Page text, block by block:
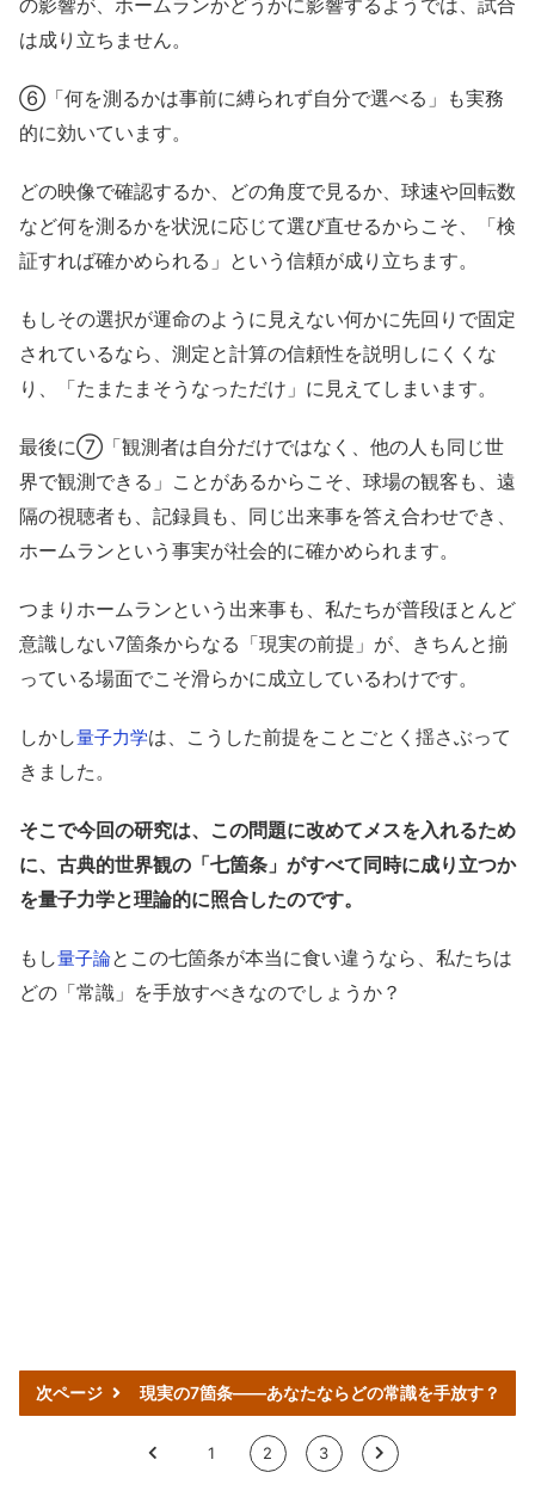
は成り立ちません。
⑥「何を測るかは事前に縛られず自分で選べる」も実務
的に効いています。
どの映像で確認するか、どの角度で見るか、球速や回転数
など何を測るかを状況に応じて選び直せるからこそ、「検
証すれば確かめられる」という信頼が成り立ちます。
もしその選択が運命のように見えない何かに先回りで固定
されているなら、測定と計算の信頼性を説明しにくくな
り、「たまたまそうなっただけ」に見えてしまいます。
最後に⑦「観測者は自分だけではなく、他の人も同じ世
界で観測できる」ことがあるからこそ、球場の観客も、遠
隔の視聴者も、記録員も、同じ出来事を答え合わせでき、
ホームランという事実が社会的に確かめられます。
つまりホームランという出来事も、私たちが普段ほとんど
意識しない7箇条からなる「現実の前提」が、きちんと揃
っている場面でこそ滑らかに成立しているわけです。
しかし量子力学は、こうした前提をことごとく揺さぶって
きました。
そこで今回の研究は、この問題に改めてメスを入れるため
に、古典的世界観の「七箇条」がすべて同時に成り立つか
を量子力学と理論的に照合したのです。
もし量子論とこの七箇条が本当に食い違うなら、私たちは
どの「常識」を手放すべきなのでしょうか？
次ページ 現実の7箇条――あなたならどの常識を手放す？
< 1 2 3 >